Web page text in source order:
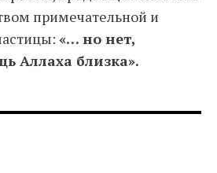
примечательной и
«… но нет,
Аллаха близка».